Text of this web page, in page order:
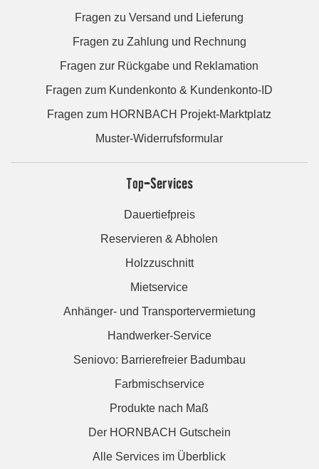
Fragen zu Versand und Lieferung
Fragen zu Zahlung und Rechnung
Fragen zur Rückgabe und Reklamation
Fragen zum Kundenkonto & Kundenkonto-ID
Fragen zum HORNBACH Projekt-Marktplatz
Muster-Widerrufsformular
Top-Services
Dauertiefpreis
Reservieren & Abholen
Holzzuschnitt
Mietservice
Anhänger- und Transportervermietung
Handwerker-Service
Seniovo: Barrierefreier Badumbau
Farbmischservice
Produkte nach Maß
Der HORNBACH Gutschein
Alle Services im Überblick